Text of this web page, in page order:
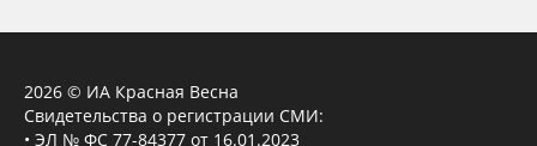
2026 © ИА Красная Весна
Свидетельства о регистрации СМИ:
• ЭЛ № ФС 77-84377 от 16.01.2023